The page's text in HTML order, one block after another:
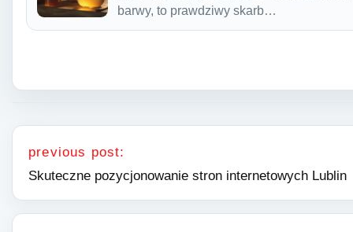
barwy, to prawdziwy skarb…
Nawigacja wpisu
previous post:
Skuteczne pozycjonowanie stron internetowych Lublin